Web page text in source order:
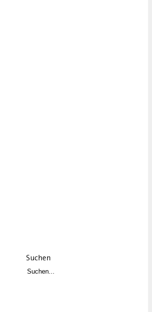
Suchen